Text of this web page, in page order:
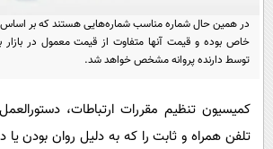
سفر و تفریح
علمی
اخبار کریپتو
گوناگون
خواندنی ها و دیدنی ها
آموزش زبان
در همین حال شماره مناسب شماره‌هایی هستند که بر اساس
خاص بوده و قیمت آنها متفاوت از قیمت معمول در بازار
توسط دارنده پروانه مشخص خواهد شد.
کمیسیون تنظیم مقررات ارتباطات،
تلفن همراه و ثابت را که به دلیل روان بودن